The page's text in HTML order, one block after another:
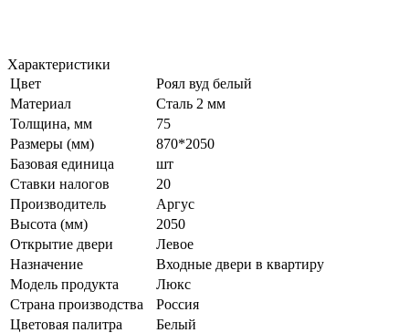
Характеристики
Цвет
Роял вуд белый
Материал
Сталь 2 мм
Толщина, мм
75
Размеры (мм)
870*2050
Базовая единица
шт
Ставки налогов
20
Производитель
Аргус
Высота (мм)
2050
Открытие двери
Левое
Назначение
Входные двери в квартиру
Модель продукта
Люкс
Страна производства
Россия
Цветовая палитра
Белый